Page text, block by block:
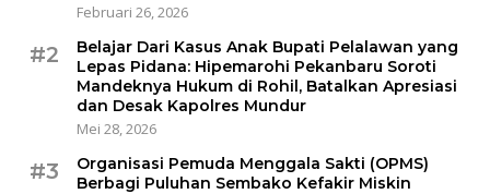
Februari 26, 2026
#2
Belajar Dari Kasus Anak Bupati Pelalawan yang
Lepas Pidana: Hipemarohi Pekanbaru Soroti
Mandeknya Hukum di Rohil, Batalkan Apresiasi
dan Desak Kapolres Mundur
Mei 28, 2026
#3
Organisasi Pemuda Menggala Sakti (OPMS)
Berbagi Puluhan Sembako Kefakir Miskin